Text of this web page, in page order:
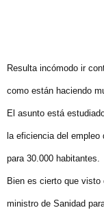
Resulta incómodo ir
como están haciendo
El asunto está
la eficiencia del
para 30.000 habitantes.
Bien es cierto que visto
ministro de Sanidad